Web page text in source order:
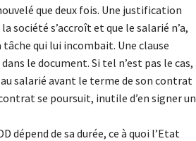
que deux fois. Une justification
société s’accroît et que le salarié n’a,
qui lui incombait. Une clause
le document. Si tel n’est pas le cas,
salarié avant le terme de son contrat
se poursuit, inutile d’en signer un
dépend de sa durée, ce à quoi l’Etat